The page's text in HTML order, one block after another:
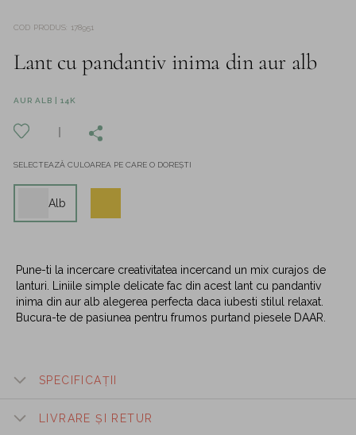
COD PRODUS 178951
Lant cu pandantiv inima din aur alb
AUR ALB | 14K
SELECTEAZĂ CULOAREA PE CARE O DOREȘTI
Alb
Pune-ti la incercare creativitatea incercand un mix curajos de
lanturi. Liniile simple delicate fac din acest lant cu pandantiv
inima din aur alb alegerea perfecta daca iubesti stilul relaxat.
Bucura-te de pasiunea pentru frumos purtand piesele DAAR.
SPECIFICAȚII
LIVRARE ȘI RETUR